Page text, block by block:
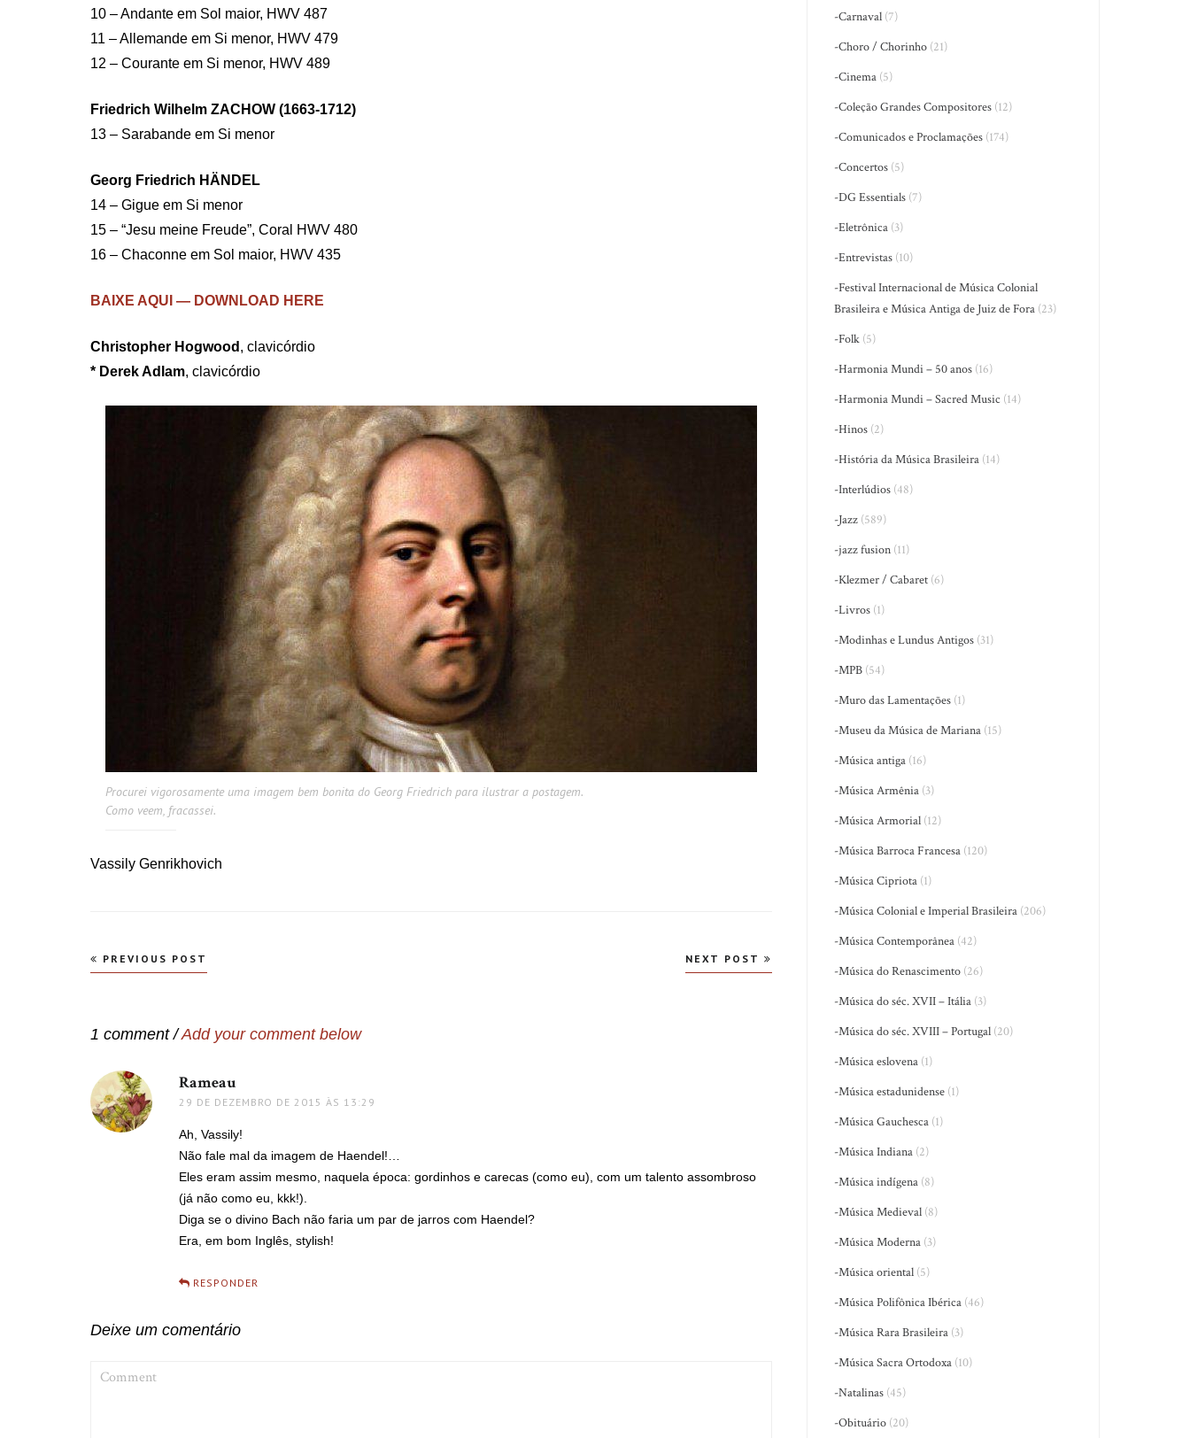
10 – Andante em Sol maior, HWV 487
11 – Allemande em Si menor, HWV 479
12 – Courante em Si menor, HWV 489
Friedrich Wilhelm ZACHOW (1663-1712)
13 – Sarabande em Si menor
Georg Friedrich HÄNDEL
14 – Gigue em Si menor
15 – “Jesu meine Freude”, Coral HWV 480
16 – Chaconne em Sol maior, HWV 435
BAIXE AQUI — DOWNLOAD HERE
Christopher Hogwood , clavicórdio
* Derek Adlam, clavicórdio
Procurei vigorosamente uma imagem bem bonita do Georg Friedrich para ilustrar a postagem.
Como veem, fracassei.
Vassily Genrikhovich
Navegação
PREVIOUS POST NEXT POST
1 comment /Add your comment below
Rameau
29 DE DEZEMBRO DE 2015 ÀS 13:29
Ah, Vassily!
Não fale mal da imagem de Haendel!…
Eles eram assim mesmo, naquela época: gordinhos e carecas (como eu), com um talento assombroso
(já não como eu, kkk!).
Diga se o divino Bach não faria um par de jarros com Haendel?
Era, em bom Inglês, stylish!
RESPONDER
Deixe um comentário
-Carnaval (7)
-Choro / Chorinho (21)
-Cinema (5)
-Coleção Grandes Compositores (12)
-Comunicados e Proclamações (174)
-Concertos (5)
-DG Essentials (7)
-Eletrônica (3)
-Entrevistas (10)
-Festival Internacional de Música Colonial
Brasileira e Música Antiga de Juiz de Fora (23)
-Folk (5)
-Harmonia Mundi – 50 anos (16)
-Harmonia Mundi – Sacred Music (14)
-Hinos (2)
-História da Música Brasileira (14)
-Interlúdios (48)
-Jazz (589)
-jazz fusion (11)
-Klezmer / Cabaret (6)
-Livros (1)
-Modinhas e Lundus Antigos (31)
-MPB (54)
-Muro das Lamentações (1)
-Museu da Música de Mariana (15)
-Música antiga (16)
-Música Armênia (3)
-Música Armorial (12)
-Música Barroca Francesa (120)
-Música Cipriota (1)
-Música Colonial e Imperial Brasileira (206)
-Música Contemporânea (42)
-Música do Renascimento (26)
-Música do séc. XVII – Itália (3)
-Música do séc. XVIII – Portugal (20)
-Música eslovena (1)
-Música estadunidense (1)
-Música Gauchesca (1)
-Música Indiana (2)
-Música indígena (8)
-Música Medieval (8)
-Música Moderna (3)
-Música oriental (5)
-Música Polifônica Ibérica (46)
-Música Rara Brasileira (3)
-Música Sacra Ortodoxa (10)
-Natalinas (45)
-Obituário (20)